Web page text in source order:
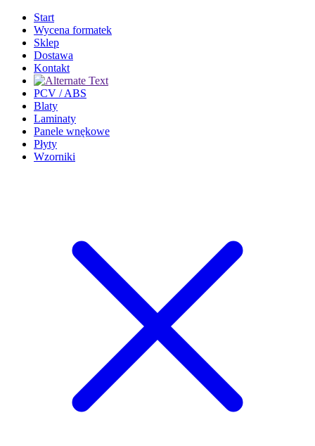
Start
Wycena formatek
Sklep
Dostawa
Kontakt
PCV / ABS
Blaty
Laminaty
Panele wnękowe
Płyty
Wzorniki